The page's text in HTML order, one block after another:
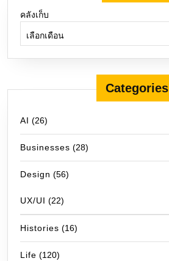
คลังเก็บ
Categories
AI (26)
Businesses (28)
Design (56)
UX/UI (22)
Histories (16)
Life (120)